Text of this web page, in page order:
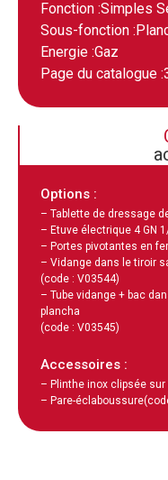
Fonction :Simples
Sous-fonction :
Energie :Gaz
Page du catalogue :
Options :
– Tablette de dressage
– Etuve électrique 4 GN
– Portes pivotantes en
– Vidange dans le tiroir
(code : V03544)
– Tube vidange + bac
plancha
(code : V03545)
Accessoires :
– Plinthe inox clipsée
– Pare-éclaboussure